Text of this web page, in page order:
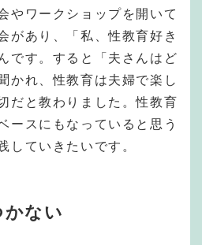
やワークショップを開いて
があり、「私、性教育好き
です。すると「夫さんはど
かれ、性教育は夫婦で楽し
だと教わりました。性教育
ースにもなっていると思う
していきたいです。
かない